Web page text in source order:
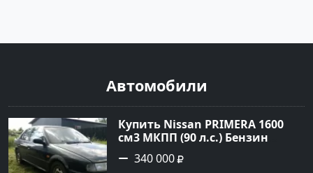
Автомобили
Купить Nissan PRIMERA 1600
см3 МКПП (90 л.с.) Бензин
инжектор в Петровская: цвет
Зеленый Седан 1994 года по
340 000